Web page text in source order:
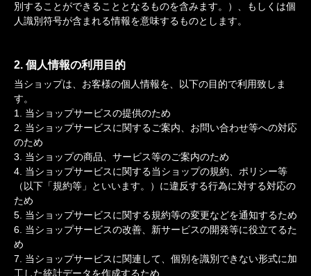
別することができることとなるものを含みます。）、もしくは個
人識別符号が含まれる情報を意味するものとします。
2. 個人情報の利用目的
当ショップは、お客様の個人情報を、以下の目的で利用致しま
す。
1. 当ショップサービスの提供のため
2. 当ショップサービスに関するご案内、お問い合わせ等への対応
のため
3. 当ショップの商品、サービス等のご案内のため
4. 当ショップサービスに関する当ショップの規約、ポリシー等
（以下「規約等」といいます。）に違反する行為に対する対応の
ため
5. 当ショップサービスに関する規約等の変更などを通知するため
6. 当ショップサービスの改善、新サービスの開発等に役立てるた
め
7. 当ショップサービスに関連して、個別を識別できない形式に加
工した統計データを作成するため